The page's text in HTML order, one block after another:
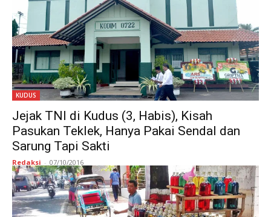
KUDUS
Jejak TNI di Kudus (3, Habis), Kisah
Pasukan Teklek, Hanya Pakai Sendal dan
Sarung Tapi Sakti
Redaksi - 07/10/2016